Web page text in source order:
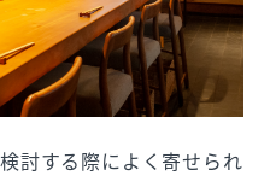
討する際によく寄せられ